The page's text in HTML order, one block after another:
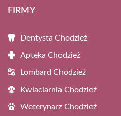
FIRMY
Dentysta Chodzież
Apteka Chodzież
Lombard Chodzież
Kwiaciarnia Chodzież
Weterynarz Chodzież